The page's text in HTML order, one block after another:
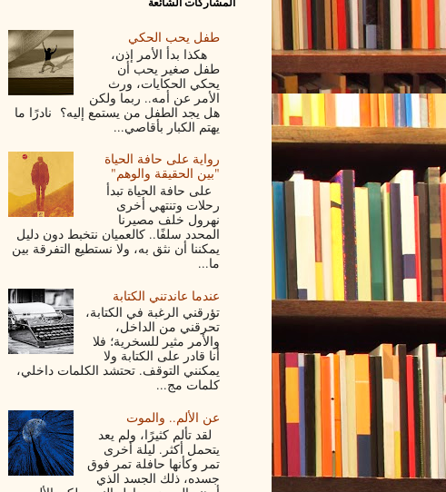
طفل يحب الحكي
هكذا بدأ الأمر إذن،
طفل صغير يحب أن
يحكي الحكايات، ورث
الأمر عن أمه.. ربما ولكن
هل يجد الطفل من يستمع إليه؟ نادرًا ما
يهتم الكبار بأقاصي...
رواية على حافة الحياة
"بين الحقيقة والوهم"
على حافة الحياة تبدأ
رحلات وتنتهي أخرى
نهرول خلف مصيرنا
المحدد سلفًا.. كالعميان نتخبط دون دليل
يمكننا أن نثق به، ولا نستطيع التفرقة بين
ما...
عندما عاندتني الكتابة
تؤرقني الرغبة في الكتابة،
تحرقني من الداخل،
والأمر مثير للسخرية؛ فلا
أنا قادر على الكتابة ولا
يمكنني التوقف. تحتشد الكلمات داخلي،
كلمات مج...
عن الألم.. والموت
لقد تألم كثيرًا، ولم يعد
يتحمل أكثر. ليلة أخرى
تمر وكأنها حافلة تمر فوق
جسده، ذلك الجسد الذي